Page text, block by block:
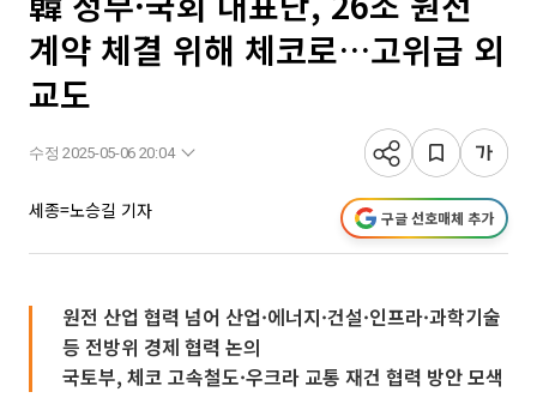
계약 체결 위해 체코로…고위급 외
교도
수정 2025-05-06 20:04
세종=노승길 기자 구글 선호매체 추가
원전 산업 협력 넘어 산업·에너지·건설·인프라·과학기술
등 전방위 경제 협력 논의
국토부, 체코 고속철도·우크라 교통 재건 협력 방안 모색